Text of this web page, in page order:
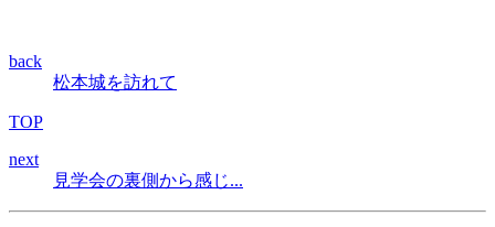
back
松本城を訪れて
TOP
next
見学会の裏側から感じ...